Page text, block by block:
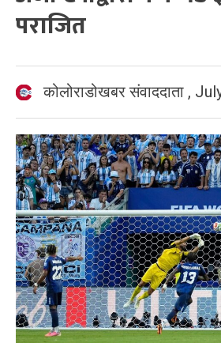
पराजित
कोलोराडोखबर संवाददाता ,